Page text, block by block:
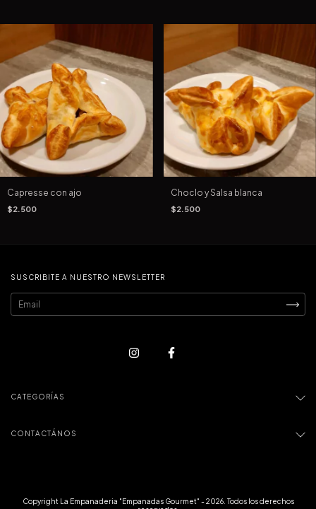
Capresse con ajo
$2.500
Choclo y Salsa blanca
$2.500
SUSCRIBITE A NUESTRO NEWSLETTER
CATEGORÍAS
CONTACTÁNOS
Copyright La Empanaderia "Empanadas Gourmet" - 2026. Todos los derechos